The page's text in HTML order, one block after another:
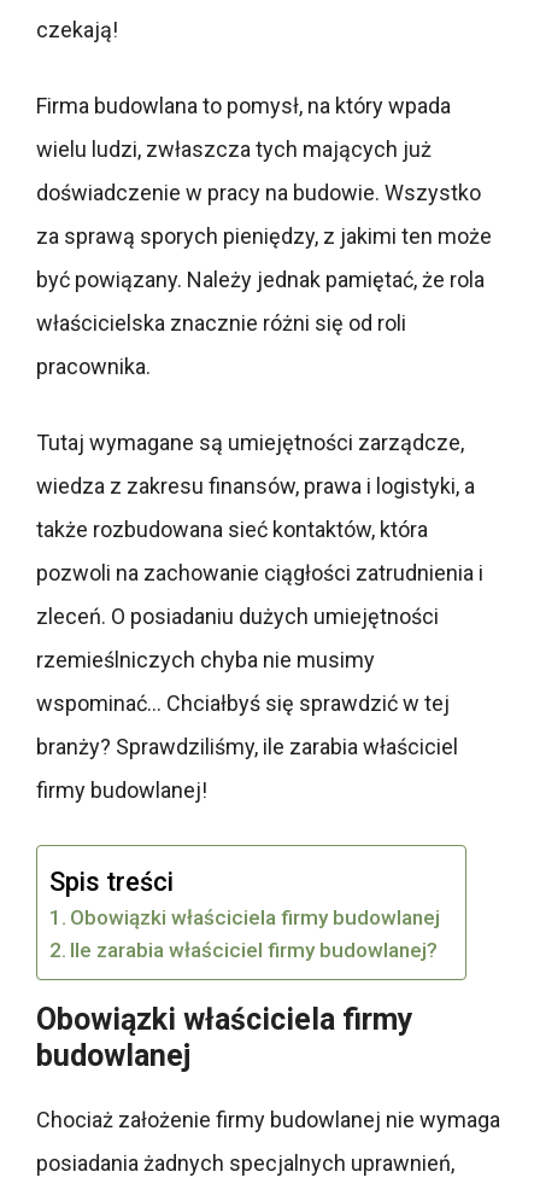
czekają!
Firma budowlana to pomysł, na który wpada
wielu ludzi, zwłaszcza tych mających już
doświadczenie w pracy na budowie. Wszystko
za sprawą sporych pieniędzy, z jakimi ten może
być powiązany. Należy jednak pamiętać, że rola
właścicielska znacznie różni się od roli
pracownika.
Tutaj wymagane są umiejętności zarządcze,
wiedza z zakresu finansów, prawa i logistyki, a
także rozbudowana sieć kontaktów, która
pozwoli na zachowanie ciągłości zatrudnienia i
zleceń. O posiadaniu dużych umiejętności
rzemieślniczych chyba nie musimy
wspominać… Chciałbyś się sprawdzić w tej
branży? Sprawdziliśmy, ile zarabia właściciel
firmy budowlanej!
Spis treści
Obowiązki właściciela firmy budowlanej
Ile zarabia właściciel firmy budowlanej?
Obowiązki właściciela firmy
budowlanej
Chociaż założenie firmy budowlanej nie wymaga
posiadania żadnych specjalnych uprawnień,